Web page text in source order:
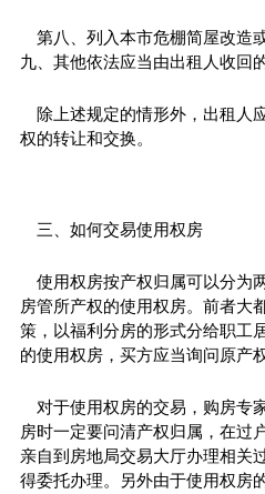
第八、列入本市危棚简屋改造
九、其他依法应当由出租人收回的
除上述规定的情形外，出租人
权的转让和交换。
三、如何交易使用权房
使用权房按产权归属可以分为
房管所产权的使用权房。前者大
策，以福利分房的形式分给职工
的使用权房，买方应当询问原产
对于使用权房的交易，购房专
房时一定要问清产权归属，在过
亲自到房地局交易大厅办理相关
得委托办理。另外由于使用权房